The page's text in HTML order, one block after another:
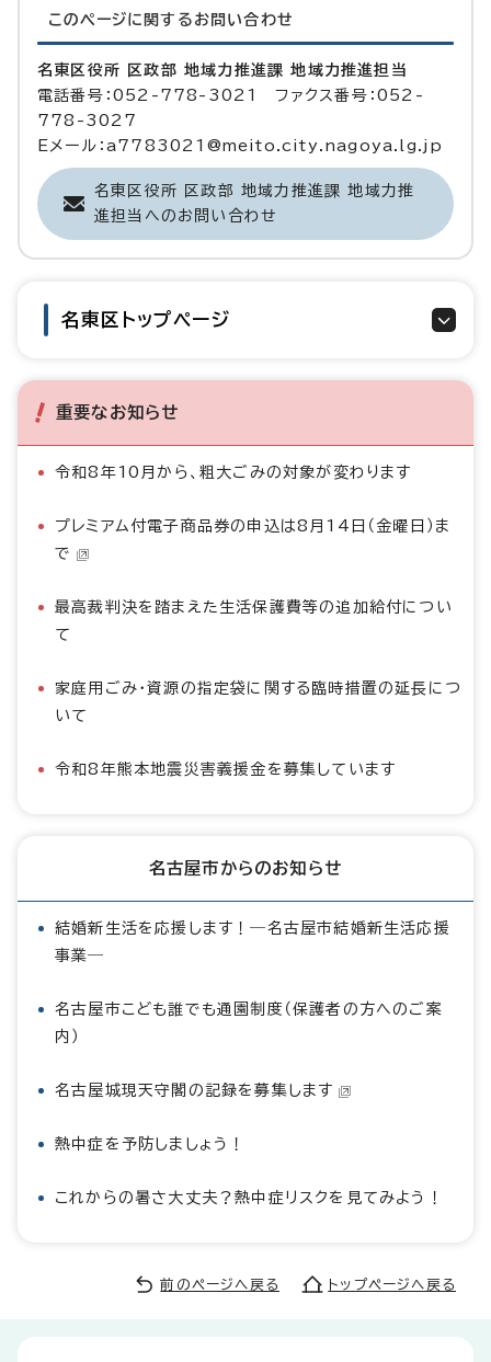
このページに関する お問い合わせ
名東区役所 区政部 地域力推進課 地域力推進担当
電話番号：052-778-3021 ファクス番号：052-
778-3027
Eメール：a7783021@meito.city.nagoya.lg.jp
名東区役所 区政部 地域力推進課 地域力推
進担当へのお問い合わせ
名東区トップページ
重要なお知らせ
令和8年10月から、粗大ごみの対象が変わります
プレミアム付電子商品券の申込は8月14日（金曜日）ま
で
最高裁判決を踏まえた生活保護費等の追加給付につい
て
家庭用ごみ・資源の指定袋に関する臨時措置の延長につ
いて
令和8年熊本地震災害義援金を募集しています
名古屋市からのお知らせ
結婚新生活を応援します！―名古屋市結婚新生活応援
事業―
名古屋市こども誰でも通園制度（保護者の方へのご案
内）
名古屋城現天守閣の記録を募集します
熱中症を予防しましょう！
これからの暑さ大丈夫？熱中症リスクを見てみよう！
前のページへ戻る トップページへ戻る